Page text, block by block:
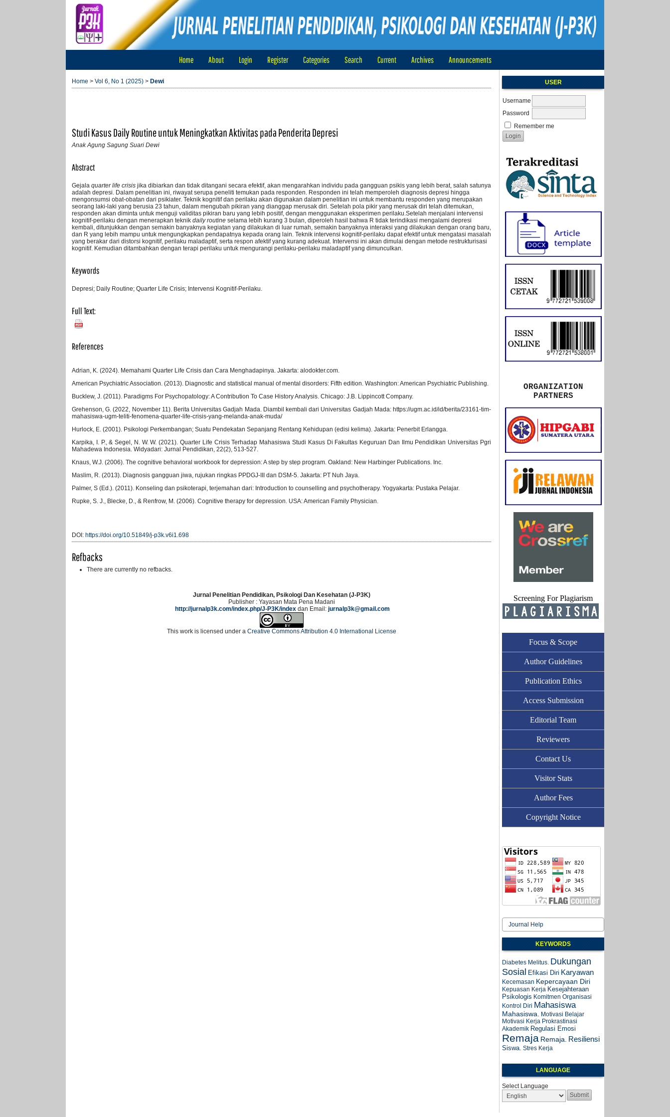
USER
Username
Password
Remember me
ORGANIZATION
PARTNERS
Screening For Plagiarism
Focus & Scope
Author Guidelines
Publication Ethics
Access Submission
Editorial Team
Reviewers
Contact Us
Visitor Stats
Author Fees
Copyright Notice
Journal Help
KEYWORDS
Diabetes Melitus. Dukungan
Sosial Efikasi Diri Karyawan
Kecemasan Kepercayaan Diri
Kepuasan Kerja Kesejahteraan
Psikologis Komitmen Organisasi
Kontrol Diri Mahasiswa
Mahasiswa. Motivasi Belajar
Motivasi Kerja Prokrastinasi
Akademik Regulasi Emosi
Remaja Remaja. Resiliensi
Siswa. Stres Kerja
LANGUAGE
Select Language
Home About Login Register Categories Search Current Archives Announcements
Home > Vol 6, No 1 (2025) > Dewi
Studi Kasus Daily Routine untuk Meningkatkan Aktivitas pada Penderita Depresi
Anak Agung Sagung Suari Dewi
Abstract
Gejala quarter life crisis jika dibiarkan dan tidak ditangani secara efektif, akan mengarahkan individu pada gangguan psikis yang lebih berat, salah satunya
adalah depresi. Dalam penelitian ini, riwayat serupa peneliti temukan pada responden. Responden ini telah memperoleh diagnosis depresi hingga
mengonsumsi obat-obatan dari psikiater. Teknik kognitif dan perilaku akan digunakan dalam penelitian ini untuk membantu responden yang merupakan
seorang laki-laki yang berusia 23 tahun, dalam mengubah pikiran yang dianggap merusak diri. Setelah pola pikir yang merusak diri telah ditemukan,
responden akan diminta untuk menguji validitas pikiran baru yang lebih positif, dengan menggunakan eksperimen perilaku.Setelah menjalani intervensi
kognitif-perilaku dengan menerapkan teknik daily routine selama lebih kurang 3 bulan, diperoleh hasil bahwa R tidak terindikasi mengalami depresi
kembali, ditunjukkan dengan semakin banyaknya kegiatan yang dilakukan di luar rumah, semakin banyaknya interaksi yang dilakukan dengan orang baru,
dan R yang lebih mampu untuk mengungkapkan pendapatnya kepada orang lain. Teknik intervensi kognitif-perilaku dapat efektif untuk mengatasi masalah
yang berakar dari distorsi kognitif, perilaku maladaptif, serta respon afektif yang kurang adekuat. Intervensi ini akan dimulai dengan metode restrukturisasi
kognitif. Kemudian ditambahkan dengan terapi perilaku untuk mengurangi perilaku-perilaku maladaptif yang dimunculkan.
Keywords
Depresi; Daily Routine; Quarter Life Crisis; Intervensi Kognitif-Perilaku.
Full Text:
PDF
References
Adrian, K. (2024). Memahami Quarter Life Crisis dan Cara Menghadapinya. Jakarta: alodokter.com.
American Psychiatric Association. (2013). Diagnostic and statistical manual of mental disorders: Fifth edition. Washington: American Psychiatric Publishing.
Bucklew, J. (2011). Paradigms For Psychopatology: A Contribution To Case History Analysis. Chicago: J.B. Lippincott Company.
Grehenson, G. (2022, November 11). Berita Universitas Gadjah Mada. Diambil kembali dari Universitas Gadjah Mada: https://ugm.ac.id/id/berita/23161-tim-
mahasiswa-ugm-teliti-fenomena-quarter-life-crisis-yang-melanda-anak-muda/
Hurlock, E. (2001). Psikologi Perkembangan; Suatu Pendekatan Sepanjang Rentang Kehidupan (edisi kelima). Jakarta: Penerbit Erlangga.
Karpika, I. P., & Segel, N. W. W. (2021). Quarter Life Crisis Terhadap Mahasiswa Studi Kasus Di Fakultas Keguruan Dan Ilmu Pendidikan Universitas Pgri
Mahadewa Indonesia. Widyadari: Jurnal Pendidikan, 22(2), 513-527.
Knaus, W.J. (2006). The cognitive behavioral workbook for depression: A step by step program. Oakland: New Harbinger Publications. Inc.
Maslim, R. (2013). Diagnosis gangguan jiwa, rujukan ringkas PPDGJ-III dan DSM-5. Jakarta: PT Nuh Jaya.
Palmer, S (Ed.). (2011). Konseling dan psikoterapi, terjemahan dari: Introduction to counselling and psychotherapy. Yogyakarta: Pustaka Pelajar.
Rupke, S. J., Blecke, D., & Renfrow, M. (2006). Cognitive therapy for depression. USA: American Family Physician.
DOI: https://doi.org/10.51849/j-p3k.v6i1.698
Refbacks
There are currently no refbacks.
Jurnal Penelitian Pendidikan, Psikologi Dan Kesehatan (J-P3K)
Publisher : Yayasan Mata Pena Madani
http://jurnalp3k.com/index.php/J-P3K/indexdan Email: jurnalp3k@gmail.com
This work is licensed under a Creative Commons Attribution 4.0 International License